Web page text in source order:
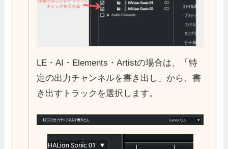
LE・AI・Elements・Artistの場合は、「特
定の出力チャンネルを書き出し」から、書
き出すトラックを選択します。